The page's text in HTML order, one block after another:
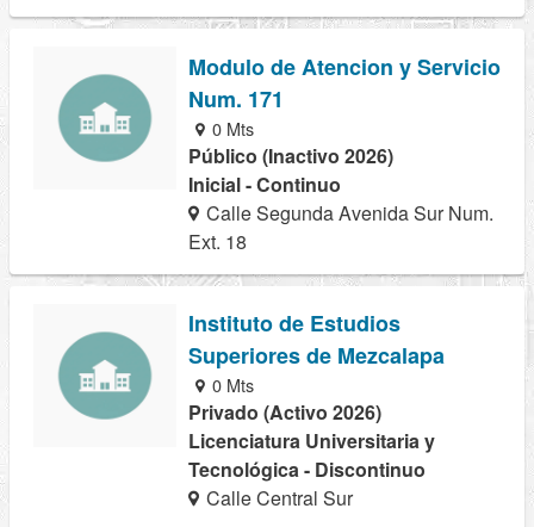
Modulo de Atencion y Servicio
Num. 171
0 Mts
Público (Inactivo 2026)
Inicial - Continuo
Calle Segunda Avenida Sur Num.
Ext. 18
Instituto de Estudios
Superiores de Mezcalapa
0 Mts
Privado (Activo 2026)
Licenciatura Universitaria y
Tecnológica - Discontinuo
Calle Central Sur